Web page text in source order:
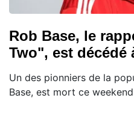
Rob Base, le
Two", est décédé
Un des pionniers de la
Base, est mort ce